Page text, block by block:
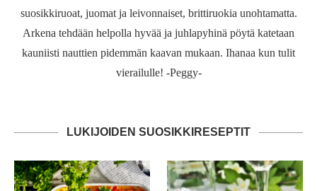
suosikkiruoat, juomat ja leivonnaiset, brittiruokia unohtamatta.
Arkena tehdään helpolla hyvää ja juhlapyhinä pöytä katetaan
kauniisti nauttien pidemmän kaavan mukaan. Ihanaa kun tulit
vierailulle! -Peggy-
LUKIJOIDEN SUOSIKKIRESEPTIT